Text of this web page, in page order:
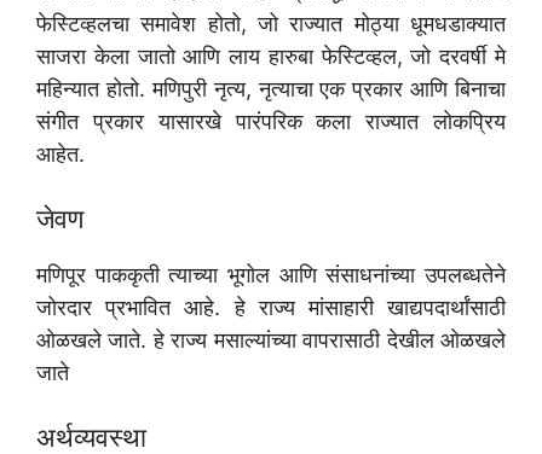
फेस्टिव्हलचा समावेश होतो, जो राज्यात मोठ्या धूमधडाक्यात
साजरा केला जातो आणि लाय हारुबा फेस्टिव्हल, जो दरवर्षी मे
महिन्यात होतो. मणिपुरी नृत्य, नृत्याचा एक प्रकार आणि बिनाचा
संगीत प्रकार यासारखे पारंपरिक कला राज्यात लोकप्रिय
आहेत.
जेवण
मणिपूर पाककृती त्याच्या भूगोल आणि संसाधनांच्या उपलब्धतेने
जोरदार प्रभावित आहे. हे राज्य मांसाहारी खाद्यपदार्थांसाठी
ओळखले जाते. हे राज्य मसाल्यांच्या वापरासाठी देखील ओळखले
जाते
अर्थव्यवस्था